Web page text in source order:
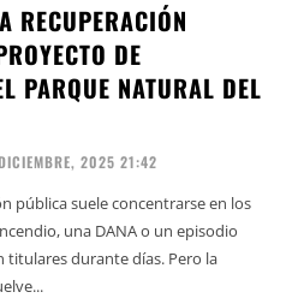
RECUPERACIÓN
DE
PARQUE NATURAL DEL
2025 21:42
pública suele concentrarse en los
una DANA o un episodio
durante días. Pero la